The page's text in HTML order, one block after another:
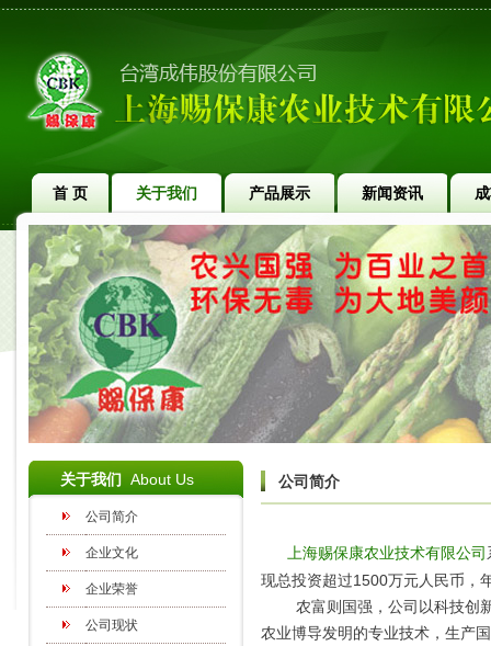
首 页 关于我们 产品展示 新闻资讯
关于我们 About Us
公司简介
企业文化
企业荣誉
公司现状
公司简介
上海赐保康农业技术有限公司
现总投资超过1500万元人民币，
农富则国强，公司以科技创新
农业博导发明的专业技术，生产